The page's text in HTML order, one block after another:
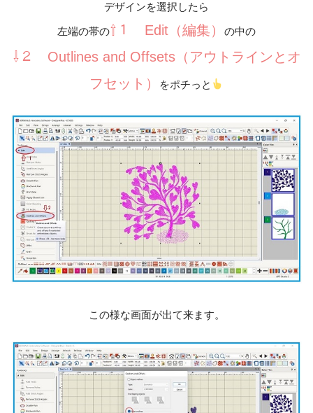
デザインを選択したら
左端の帯の⇧１ Edit（編集） の中の
⇩２ Outlines and Offsets（アウトラインとオ
フセット）
をポチっと
この様な画面が出て来ます。